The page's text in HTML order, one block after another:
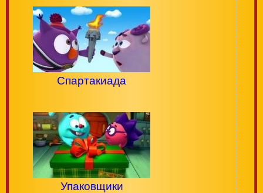
Спартакиада
Упаковщики